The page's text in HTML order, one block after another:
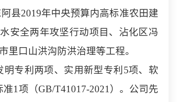
县2019年中央预算内高标准农田建
安全两年攻坚行动项目、沾化区冯
里口山洪沟防洪治理等工程。
专利两项、实用新型专利 5项、软
1项（GB/T41017-2021）。公司先